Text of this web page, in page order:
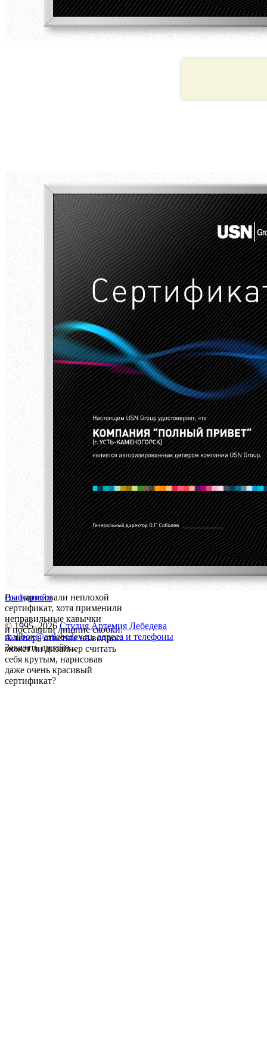
Вы нарисовали неплохой
сертификат, хотя применили
неправильные кавычки
и поставили лишние скобки.
А теперь ответьте на вопрос:
может ли дизайнер считать
себя крутым, нарисовав
даже очень красивый
сертификат?
графдизайн
© 1995–2026 Студия Артемия Лебедева
mailbox@artlebedev.ru, адреса и телефоны
Заказать дизайн...